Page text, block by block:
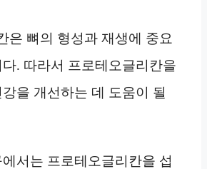
은 뼈의 형성과 재생에 중요
. 따라서 프로테오글리칸을
을 개선하는 데 도움이 될
서는 프로테오글리칸을 섭